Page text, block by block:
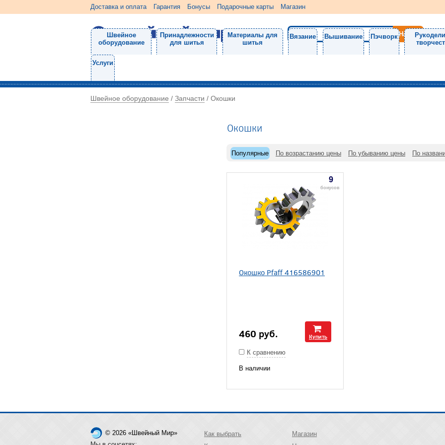
Доставка и оплата Гарантия Бонусы Подарочные карты Магазин
Швейное
оборудование
Принадлежности
для шитья
Материалы для
шитья
Вязание Вышивание Пэчворк
Услуги
Швейное оборудование / Запчасти / Окошки
Окошки
Популярные По возрастанию цены По убыванию цены По
9
бонусов
Окошко Pfaff 416586901
460 руб. Купить
К сравнению
В наличии
© 2026 «Швейный Мир»
Как выбрать
Магазин